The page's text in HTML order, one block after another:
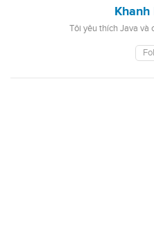
Tôi yêu thích Java và